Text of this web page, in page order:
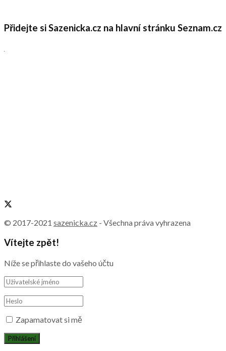
Přidejte si Sazenicka.cz na hlavní stránku Seznam.cz
© 2017-2021 sazenicka.cz - Všechna práva vyhrazena
Vítejte zpět!
Níže se přihlaste do vašeho účtu
Zapamatovat si mě